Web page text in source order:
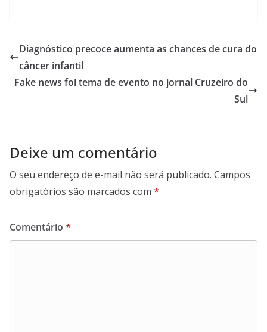
Diagnóstico precoce aumenta as chances de cura do
câncer infantil
Fake news foi tema de evento no jornal Cruzeiro do
Sul
Deixe um comentário
O seu endereço de e-mail não será publicado. Campos
obrigatórios são marcados com *
Comentário *